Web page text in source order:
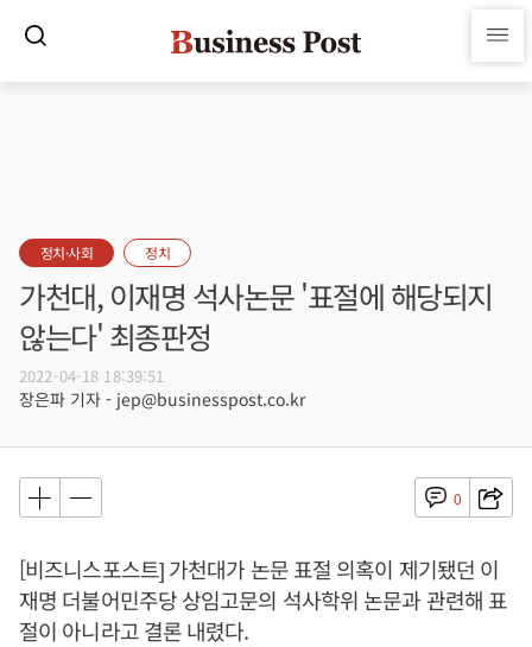
정치·사회 정치
가천대, 이재명 석사논문 '표절에 해당되지
않는다' 최종판정
2022-04-18 18:39:51
장은파 기자 - jep@businesspost.co.kr
0
[비즈니스포스트] 가천대가 논문 표절 의혹이 제기됐던 이
재명 더불어민주당 상임고문의 석사학위 논문과 관련해 표
절이 아니라고 결론 내렸다.